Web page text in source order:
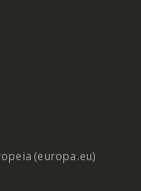
(europa.eu)